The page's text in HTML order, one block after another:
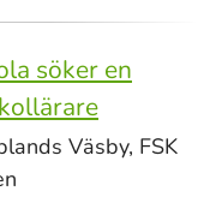
söker en
Väsby, FSK